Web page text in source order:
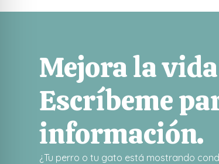
Mejora la
Escríbeme
información.
¿Tu perro o tu gato está mostrando